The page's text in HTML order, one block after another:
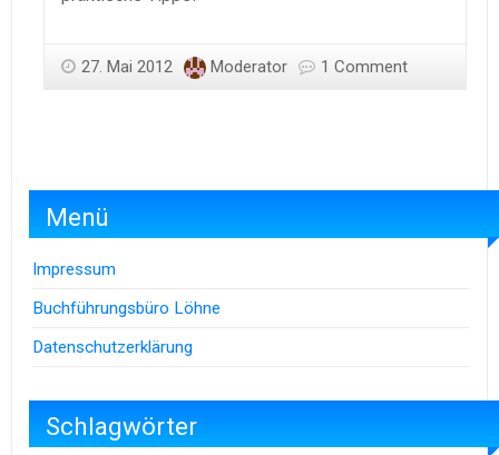
27. Mai 2012 Moderator 1 Comment
Menü
Impressum
Buchführungsbüro Löhne
Datenschutzerklärung
Schlagwörter